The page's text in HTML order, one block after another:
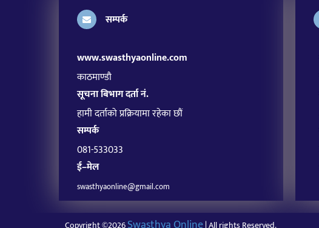
सम्पर्क
www.swasthyaonline.com
काठमाण्डौ
सूचना बिभाग दर्ता नं.
हामी दर्ताको प्रक्रियामा रहेका छौं
सम्पर्क
081-533033
ई–मेल
swasthyaonline@gmail.com